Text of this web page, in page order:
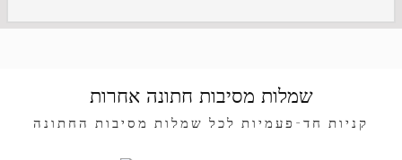
שמלות מסיבות חתונה אחרות
קניות חד-פעמיות לכל שמלות מסיבות החתונה